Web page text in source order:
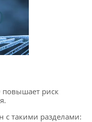
риск
с такими разделами: